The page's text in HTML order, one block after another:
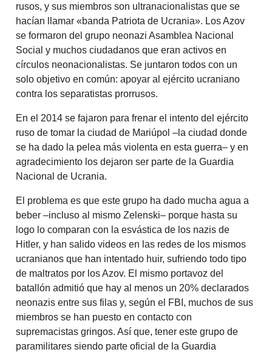
rusos, y sus miembros son ultranacionalistas que se
hacían llamar «banda Patriota de Ucrania». Los Azov
se formaron del grupo neonazi Asamblea Nacional
Social y muchos ciudadanos que eran activos en
círculos neonacionalistas. Se juntaron todos con un
solo objetivo en común: apoyar al ejército ucraniano
contra los separatistas prorrusos.
En el 2014 se fajaron para frenar el intento del ejército
ruso de tomar la ciudad de Mariúpol –la ciudad donde
se ha dado la pelea más violenta en esta guerra– y en
agradecimiento los dejaron ser parte de la Guardia
Nacional de Ucrania.
El problema es que este grupo ha dado mucha agua a
beber –incluso al mismo Zelenski– porque hasta su
logo lo comparan con la esvástica de los nazis de
Hitler, y han salido videos en las redes de los mismos
ucranianos que han intentado huir, sufriendo todo tipo
de maltratos por los Azov. El mismo portavoz del
batallón admitió que hay al menos un 20% declarados
neonazis entre sus filas y, según el FBI, muchos de sus
miembros se han puesto en contacto con
supremacistas gringos. Así que, tener este grupo de
paramilitares siendo parte oficial de la Guardia